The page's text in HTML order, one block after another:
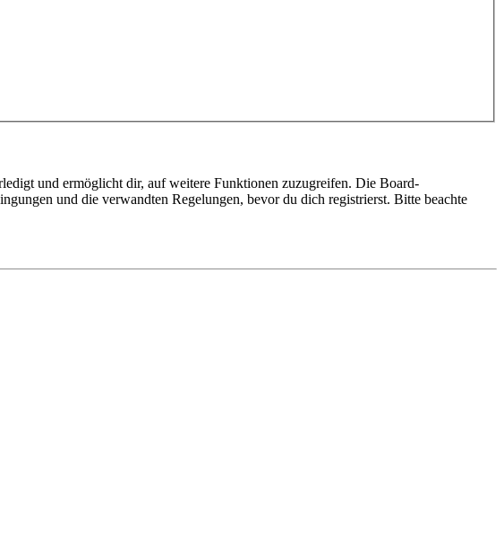
und ermöglicht dir, auf weitere Funktionen zuzugreifen. Die Board-
und die verwandten Regelungen, bevor du dich registrierst. Bitte beachte